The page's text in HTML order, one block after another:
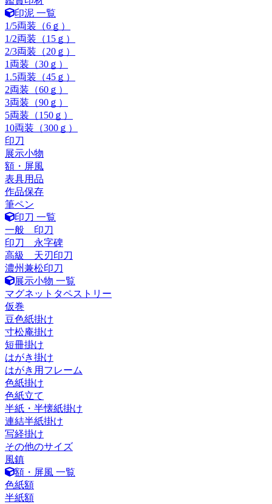
印泥 一覧
1/5両装（6ｇ）
1/2両装（15ｇ）
2/3両装（20ｇ）
1両装（30ｇ）
1.5両装（45ｇ）
2両装（60ｇ）
3両装（90ｇ）
5両装（150ｇ）
10両装（300ｇ）
印刀
展示小物
額・屏風
表具用品
作品保存
筆ペン
印刀 一覧
一般 印刀
印刀 永字碑
高級 天刃印刀
濃州兼松印刀
展示小物 一覧
マグネットタペストリー
仮巻
豆色紙掛け
寸松庵掛け
短冊掛け
はがき掛け
はがき用フレーム
色紙掛け
色紙立て
半紙・半懐紙掛け
連結半紙掛け
写経掛け
その他のサイズ
風鎮
額・屏風 一覧
色紙額
半紙額